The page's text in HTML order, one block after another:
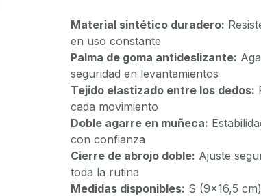
Material sintético duradero:
en uso constante
Palma de goma antideslizante:
seguridad en levantamientos
Tejido elastizado entre los dedos:
cada movimiento
Doble agarre en muñeca:
con confianza
Cierre de abrojo doble: Ajuste
toda la rutina
Medidas disponibles: S (9x16,5